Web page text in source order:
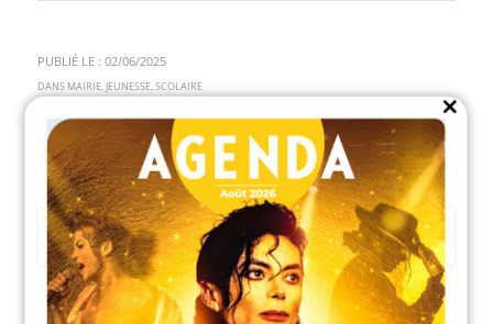
PUBLIÉ LE : 02/06/2025
DANS MAIRIE,JEUNESSE,SCOLAIRE
Close